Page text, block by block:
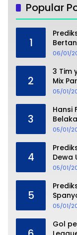
Popular
1
06/01/
2
3 Tim
Mix
05/01/
3
Hansi
05/01/
4
Dewa
05/01/
5
05/01/
Gol